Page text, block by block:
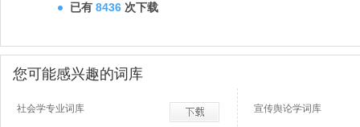
已有 8436 次下载
您可能感兴趣的词库
社会学专业词库 宣传舆论学词库